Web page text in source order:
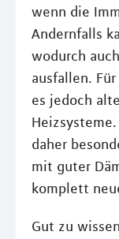
wenn die
Andernfalls
wodurch
ausfallen.
es jedoch
daher
mit guter
komplett
Gut zu